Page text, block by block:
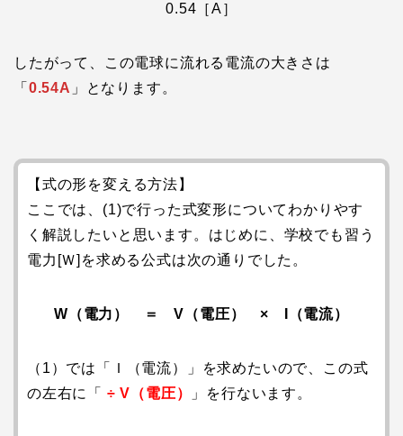
0.54［A］
したがって、この電球に流れる電流の大きさは
「 0.54A 」となります。
【式の形を変える方法】
ここでは、(1)で行った式変形についてわかりやす
く解説したいと思います。はじめに、学校でも習う
電力[Ｗ]を求める公式は次の通りでした。
W（電力） ＝ V（電圧） × I（電流）
（1）では「Ｉ（電流）」を求めたいので、この式
の左右に「
÷ V（電圧） 」を行ないます。